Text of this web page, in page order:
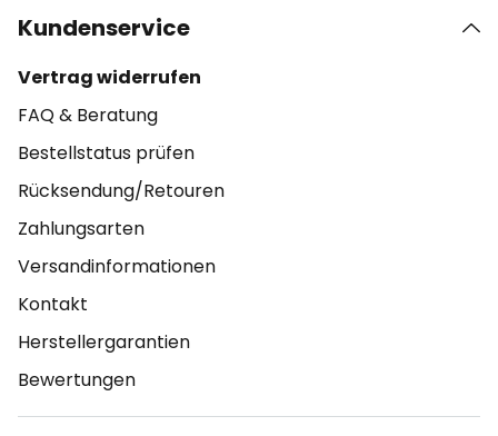
Kundenservice
Vertrag widerrufen
FAQ & Beratung
Bestellstatus prüfen
Rücksendung/Retouren
Zahlungsarten
Versandinformationen
Kontakt
Herstellergarantien
Bewertungen